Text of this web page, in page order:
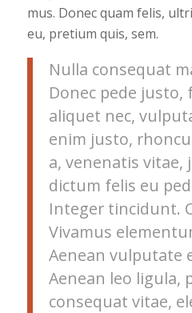
mus. Donec quam felis,
eu, pretium quis, sem.
Nulla consequat
Donec pede justo,
aliquet nec,
enim justo,
a, venenatis vitae,
dictum felis eu
Integer tincidunt.
Vivamus
Aenean vulputate
Aenean leo ligula,
consequat vitae,